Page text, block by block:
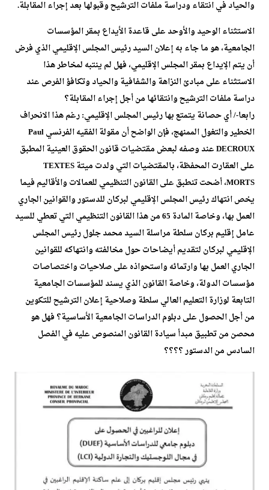
والحياد في انتقاء ودراسة ملفات الترشيح وقبولها بعد إجراء المقابلة.
الاستثناء الوحيد والأوحد على قاعدة الأيداع بمقر المؤسسات
الجامعية، هو ما جاء به إعلان السيد رئيس المجلس الإقليمي الذي فرض
أن يتم الإيداع بمقر المجلس الإقليمي، فهل لم ينتبه لمخاطر هذا
الاستثناء على مبادئ النزاهة والشفافية والحياد وتكافؤ الفرص عند
دراسة ملفات الترشيح وانتقائها من أجل إجراء المقابلة؟
رابعا-/ أي حصانة يتمتع بها رئيس المجلس الإقليمي: رغم هذا الانحراف
الخطير والتغول الممنهج، فإن الواضح أن مقولة الفقيه الفرنسي Paul
DECROUX عند وصفه لبعض مقتضيات قانون الحقوق العينية المطبق
على العقارت المحفظة، بالمقتضيات التي ولدت ميتة TEXTES
MORTS، أضحت تنطبق على القانون التنظيمي للعمالات والأقاليم فيما
يخص انتهاك رئيس المجلس الإقليمي لبركان للدستور والقوانين الجاري
العمل بها، وخاصة المادة 65 من هذا القانون التنظيمي التي تعطي للسيد
عامل إقليم بركان سلطة مراسلة السيد محمد جلول رئيس المجلس
الإقليمي لبركان لتقديم أيضاحات حول مخالفته وانتهاكه للقوانين
الجاري العمل بها وارتمائه واستحواذه على صلاحيات واختصاصات
مؤسسات الدولة، وخاصة القانون الذي يسند للمؤسسات الجامعية
التابعة لوزارة التعليم العالي سلطة وصلاحية إعلان الترشيح للتكوين
من أجل الحصول على دبلوم الدراسات الجامعية الأساسية؟ فهل هو
محصن من تطبيق مبدأ سيادة القانون المنصوص عليه في الفصل
السادس من الدستور ؟؟؟؟